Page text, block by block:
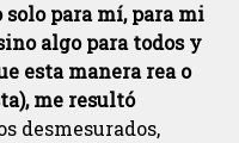
para mí, para mi
algo para todos y
esta manera rea o
me resultó
desmesurados,